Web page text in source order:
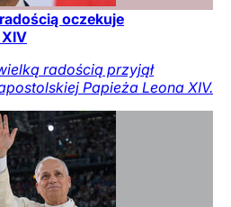
oczekuje
radością przyjął
Papieża Leona XIV.